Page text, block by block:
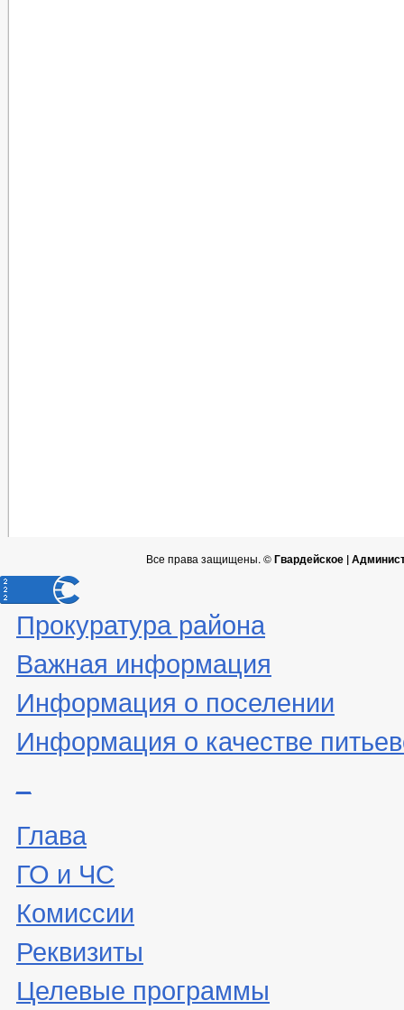
Все права защищены. ©Гвардейское |
Прокуратура района
Важная информация
Информация о поселении
Информация о качестве
Глава
ГО и ЧС
Комиссии
Реквизиты
Целевые программы